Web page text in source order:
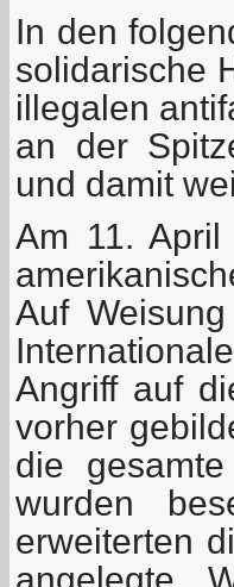
In den
solidarische
illegalen
an der
und damit
Am 11.
Auf
Angriff auf
vorher
die
wurden
erweiterten
angelegte